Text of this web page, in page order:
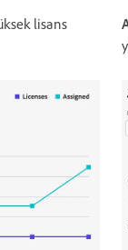
lisans